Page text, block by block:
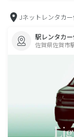
Jネットレンタカ
駅レンタカ
佐賀県佐賀市